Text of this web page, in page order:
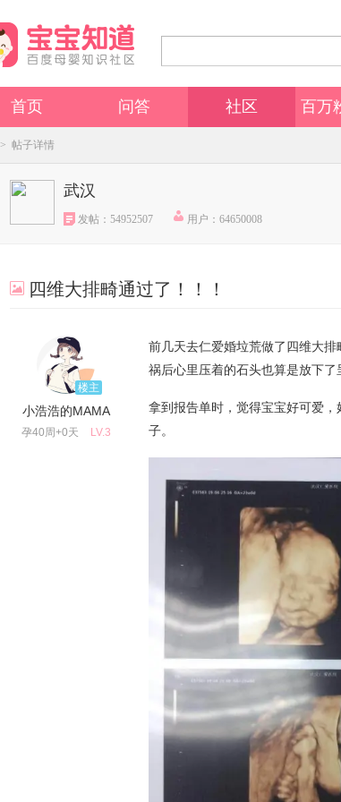
首页 问答 社区 百万
> 帖子详情
武汉
发帖：54952507 用户：64650008
四维大排畸通过了！！！
楼主
小浩浩的MAMA
孕40周+0天 LV.3
前几天去仁爱婚垃荒做了四维大
祸后心里压着的石头也算是放下了
拿到报告单时，觉得宝宝好可爱
子。